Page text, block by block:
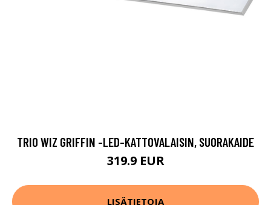
TRIO WIZ GRIFFIN -LED-KATTOVALAISIN, SUORAKAIDE
319.9 EUR
LISÄTIETOJA